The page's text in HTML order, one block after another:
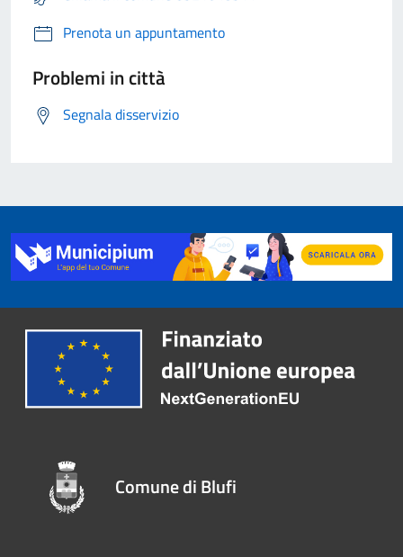
Prenota un appuntamento
Problemi in città
Segnala disservizio
Comune di Blufi